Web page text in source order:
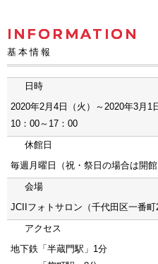
INFORMATION
基本情報
日時
2020年2月4日（火）～2020年3月1
10：00～17：00
休館日
毎週月曜日（祝・祭日の場合は開館
会場
JCIIフォトサロン（千代田区一番町
アクセス
地下鉄「半蔵門駅」1分